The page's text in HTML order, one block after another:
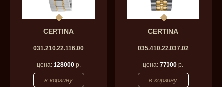
CERTINA
031.210.22.116.00
цена: 128000р.
CERTINA
035.410.22.037.02
цена:77000 р.